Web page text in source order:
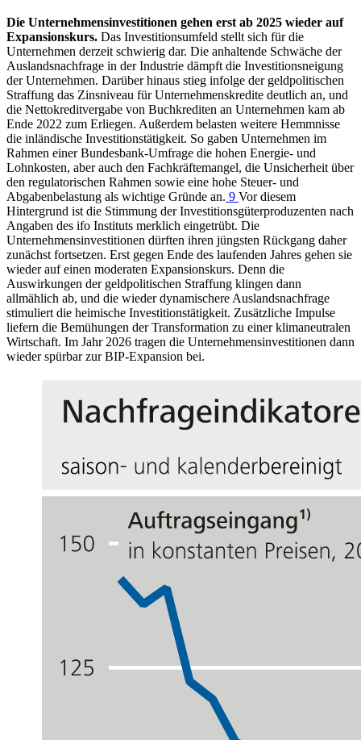
Die Unternehmensinvestitionen gehen erst ab 2025 wieder auf
Expansionskurs. Das Investitionsumfeld stellt sich für die
Unternehmen derzeit schwierig dar. Die anhaltende Schwäche der
Auslandsnachfrage in der Industrie dämpft die Investitionsneigung
der Unternehmen. Darüber hinaus stieg infolge der geldpolitischen
Straffung das Zinsniveau für Unternehmenskredite deutlich an, und
die Nettokreditvergabe von Buchkrediten an Unternehmen kam ab
Ende 2022 zum Erliegen. Außerdem belasten weitere Hemmnisse
die inländische Investitionstätigkeit. So gaben Unternehmen im
Rahmen einer Bundesbank-Umfrage die hohen Energie- und
Lohnkosten, aber auch den Fachkräftemangel, die Unsicherheit über
den regulatorischen Rahmen sowie eine hohe Steuer- und
Abgabenbelastung als wichtige Gründe an. 9 Vor diesem
Hintergrund ist die Stimmung der Investitionsgüterproduzenten nach
Angaben des ifo Instituts merklich eingetrübt. Die
Unternehmensinvestitionen dürften ihren jüngsten Rückgang daher
zunächst fortsetzen. Erst gegen Ende des laufenden Jahres gehen sie
wieder auf einen moderaten Expansionskurs. Denn die
Auswirkungen der geldpolitischen Straffung klingen dann
allmählich ab, und die wieder dynamischere Auslandsnachfrage
stimuliert die heimische Investitionstätigkeit. Zusätzliche Impulse
liefern die Bemühungen der Transformation zu einer klimaneutralen
Wirtschaft. Im Jahr 2026 tragen die Unternehmensinvestitionen dann
wieder spürbar zurBIP-Expansion bei.